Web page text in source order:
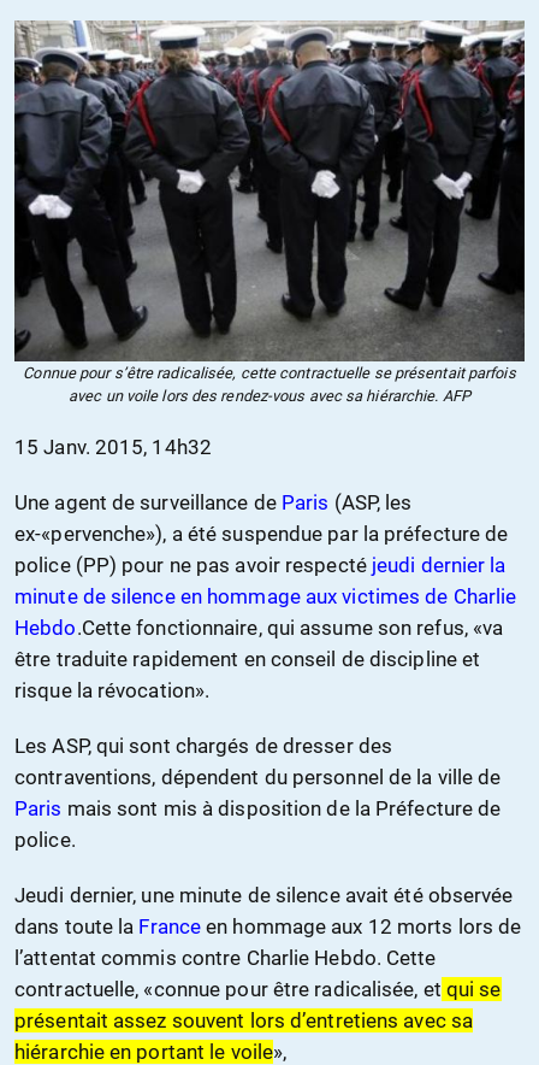
Connue pour s’être radicalisée, cette contractuelle se présentait parfois
avec un voile lors des rendez-vous avec sa hiérarchie. AFP
15 Janv. 2015, 14h32
Une agent de surveillance deParis (ASP, les
ex-«pervenche»), a été suspendue par la préfecture de
police (PP) pour ne pas avoir respecté jeudi dernier la
minute de silence en hommage aux victimes de Charlie
Hebdo.Cette fonctionnaire, qui assume son refus, «va
être traduite rapidement en conseil de discipline et
risque la révocation».
Les ASP, qui sont chargés de dresser des
contraventions, dépendent du personnel de la ville de
Paris mais sont mis à disposition de la Préfecture de
police.
Jeudi dernier, une minute de silence avait été observée
dans toute la France en hommage aux 12 morts lors de
l’attentat commis contre Charlie Hebdo. Cette
contractuelle, «connue pour être radicalisée, et qui se
présentait assez souvent lors d’entretiens avec sa
hiérarchie en portant le voile»,